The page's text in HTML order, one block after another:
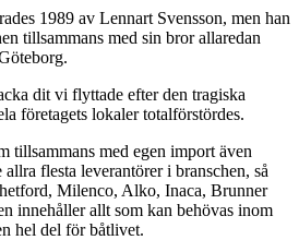
1989 av Lennart Svensson, men han
tillsammans med sin bror allaredan
dit vi flyttade efter den tragiska
företagets lokaler totalförstördes.
tillsammans med egen import även
flesta leverantörer i branschen, så
Milenco, Alko, Inaca, Brunner
innehåller allt som kan behövas inom
hel del för båtlivet.